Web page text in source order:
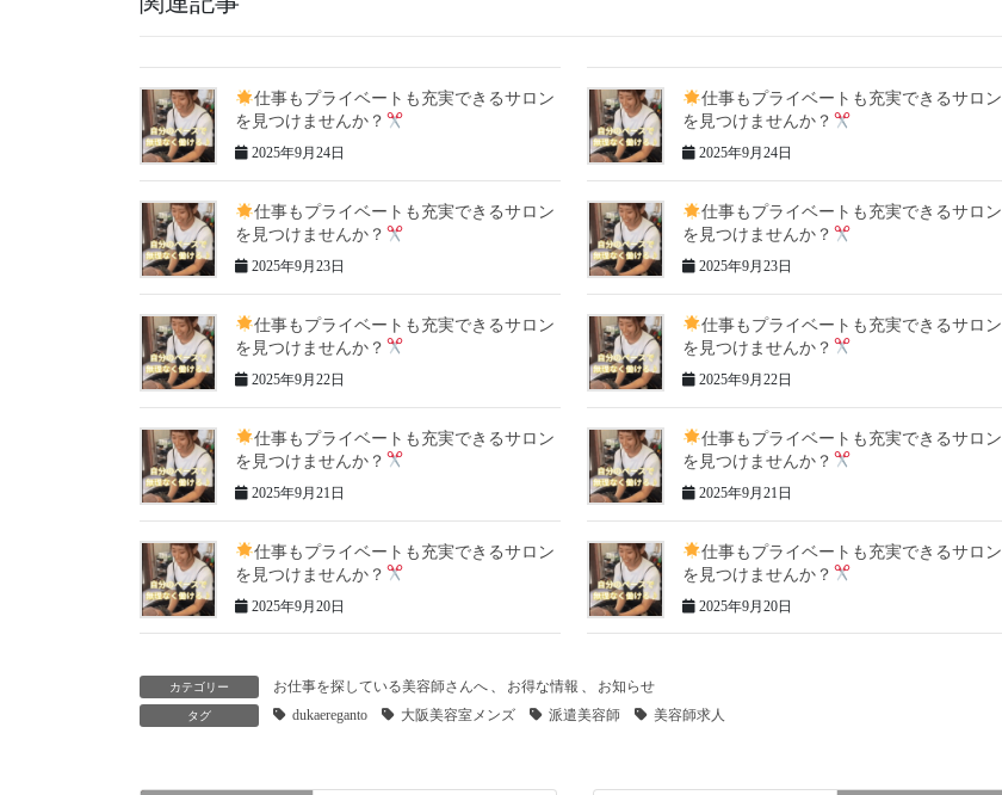
仕事もプライベートも充実できるサロン
を見つけませんか？
2025年9月24日
仕事もプライベートも充実できるサロン
を見つけませんか？
2025年9月24日
仕事もプライベートも充実できるサロン
を見つけませんか？
2025年9月23日
仕事もプライベートも充実できるサロン
を見つけませんか？
2025年9月23日
仕事もプライベートも充実できるサロン
を見つけませんか？
2025年9月22日
仕事もプライベートも充実できるサロン
を見つけませんか？
2025年9月22日
仕事もプライベートも充実できるサロン
を見つけませんか？
2025年9月21日
仕事もプライベートも充実できるサロン
を見つけませんか？
2025年9月21日
仕事もプライベートも充実できるサロン
を見つけませんか？
2025年9月20日
仕事もプライベートも充実できるサロン
を見つけませんか？
2025年9月20日
カテゴリー お仕事を探している美容師さんへ 、 お得な情報 、 お知らせ
タグ dukaereganto 大阪美容室メンズ 派遣美容師 美容師求人